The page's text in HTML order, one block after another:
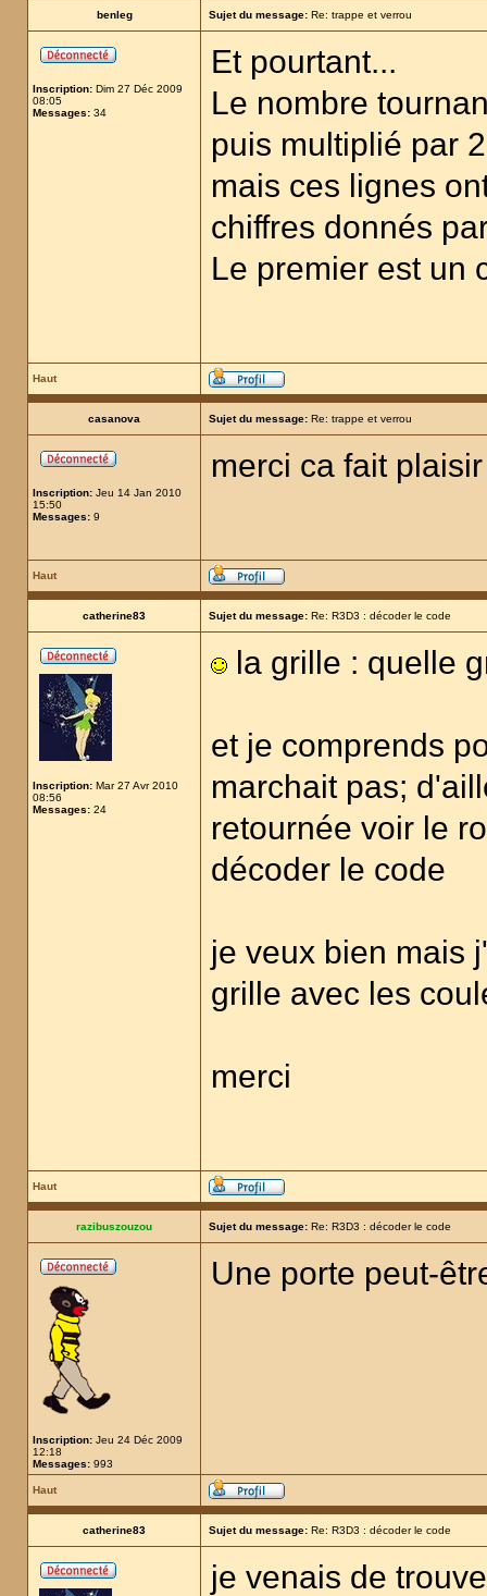
benleg Sujet du message: Re: trappe et verrou
Inscription: Dim 27 Déc 2009
08:05
Messages: 34
Et pourtant...
Le nombre
puis multiplié par
mais ces lignes
chiffres donnés
Le premier est un
Haut
casanova Sujet du message: Re: trappe et verrou
Inscription: Jeu 14 Jan 2010
15:50
Messages: 9
merci ca fait
Haut
catherine83 Sujet du message: Re: R3D3 : décoder le code
Inscription: Mar 27 Avr 2010
08:56
Messages: 24
la grille : quelle
et je comprends
marchait pas;
retournée voir le
décoder le code
je veux bien mais
grille avec les
merci
Haut
razibuszouzou Sujet du message: Re: R3D3 : décoder le code
Inscription: Jeu 24 Déc 2009
12:18
Messages: 993
Une porte peut-
Haut
catherine83 Sujet du message: Re: R3D3 : décoder le code
je venais de